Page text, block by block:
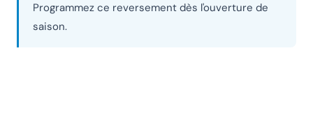
Programmez ce reversement dès l'ouverture de
saison.